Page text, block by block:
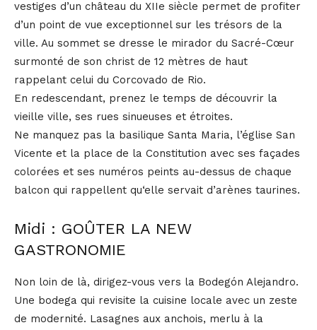
vestiges d’un château du XIIe siècle permet de profiter
d’un point de vue exceptionnel sur les trésors de la
ville. Au sommet se dresse le mirador du Sacré-Cœur
surmonté de son christ de 12 mètres de haut
rappelant celui du Corcovado de Rio.
En redescendant, prenez le temps de découvrir la
vieille ville, ses rues sinueuses et étroites.
Ne manquez pas la basilique Santa Maria, l’église San
Vicente et la place de la Constitution avec ses façades
colorées et ses numéros peints au-dessus de chaque
balcon qui rappellent qu‘elle servait d’arènes taurines.
Midi : GOÛTER LA NEW
GASTRONOMIE
Non loin de là, dirigez-vous vers la Bodegón Alejandro.
Une bodega qui revisite la cuisine locale avec un zeste
de modernité. Lasagnes aux anchois, merlu à la